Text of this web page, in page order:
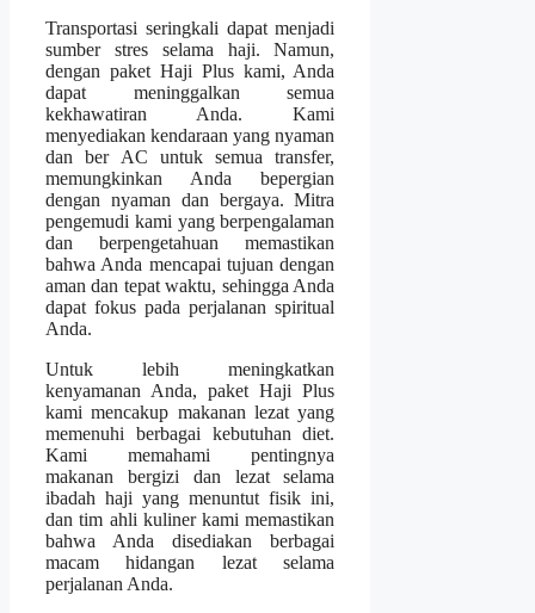
Transportasi seringkali dapat menjadi
sumber stres selama haji. Namun,
dengan paket Haji Plus kami, Anda
dapat meninggalkan semua
kekhawatiran Anda. Kami
menyediakan kendaraan yang nyaman
dan ber AC untuk semua transfer,
memungkinkan Anda bepergian
dengan nyaman dan bergaya. Mitra
pengemudi kami yang berpengalaman
dan berpengetahuan memastikan
bahwa Anda mencapai tujuan dengan
aman dan tepat waktu, sehingga Anda
dapat fokus pada perjalanan spiritual
Anda.
Untuk lebih meningkatkan
kenyamanan Anda, paket Haji Plus
kami mencakup makanan lezat yang
memenuhi berbagai kebutuhan diet.
Kami memahami pentingnya
makanan bergizi dan lezat selama
ibadah haji yang menuntut fisik ini,
dan tim ahli kuliner kami memastikan
bahwa Anda disediakan berbagai
macam hidangan lezat selama
perjalanan Anda.